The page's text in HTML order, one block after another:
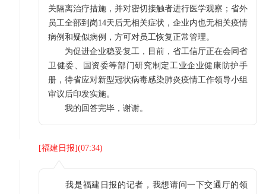
关隔离治疗措施，并对密切接触者进行医学观察；省外
员工全部到岗14天后无相关症状，企业内也无相关疫情
病例和疑似病例，方可对员工恢复正常管理。
为促进企业稳妥复工，目前，省工信厅正在会同省
卫健委、国资委等部门研究制定工业企业健康防护手
册，待省应对新型冠状病毒感染肺炎疫情工作领导小组
审议后印发实施。
我的回答完毕，谢谢。
[福建日报](07:34)
我是福建日报的记者，我想请问一下交通厅的领